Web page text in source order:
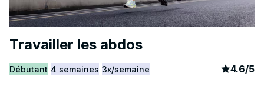
Travailler les abdos
Débutant 4 semaines 3x/semaine article
4.6/5